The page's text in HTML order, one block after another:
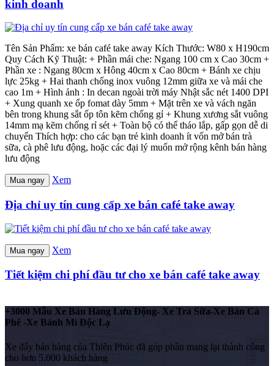
kinh doanh
Tên Sản Phẩm: xe bán café take away Kích Thước: W80 x H190cm
Quy Cách Kỹ Thuật: + Phần mái che: Ngang 100 cm x Cao 30cm +
Phần xe : Ngang 80cm x Hông 40cm x Cao 80cm + Bánh xe chịu
lực 25kg + Hai thanh chống inox vuông 12mm giữa xe và mái che
cao 1m + Hình ảnh : In decan ngoài trời máy Nhật sắc nét 1400 DPI
+ Xung quanh xe ốp fomat dày 5mm + Mặt trên xe và vách ngăn
bên trong khung sắt ốp tôn kẽm chống gỉ + Khung xương sắt vuông
14mm mạ kẽm chống rỉ sét + Toàn bộ có thể tháo lắp, gấp gọn dễ di
chuyển Thích hợp: cho các bạn trẻ kinh doanh ít vốn mở bán trà
sữa, cà phê lưu động, hoặc các đại lý muốn mở rộng kênh bán hàng
lưu động
Mua ngay Xem
Địa chỉ uy tín cung cấp xe bán café take away
Mua ngay Xem
Tiết kiệm chi phí đầu tư cho xe bán café take away
+3000 Mẫu Xe Bán Hàng Lưu Động- Xe Trà Sữa-Xe Bán Cà
Phê -Xe Bánh Mì Độc Lạ
Xe đẩy bán hàng của Thiên Phúc đã góp phần mang lại thành công
cho hơn 5.000 khách hàng